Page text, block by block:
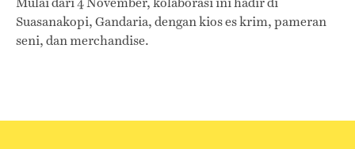
Suasanakopi, Gandaria, dengan kios es krim, pameran
seni, dan merchandise.